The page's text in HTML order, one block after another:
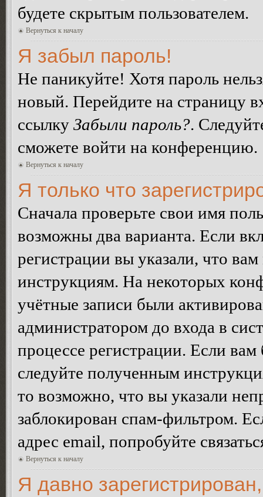
будете скрытым пользователем.
Вернуться к началу
Я забыл пароль!
Не паникуйте! Хотя пароль
новый. Перейдите на страницу
ссылку Забыли пароль?.
сможете войти на конференцию.
Вернуться к началу
Я только что
Сначала проверьте свои имя
возможны два варианта. Если
регистрации вы указали, что
инструкциям. На некоторых
учётные записи были
администратором до входа в
процессе регистрации. Если
следуйте полученным
то возможно, что вы указали
заблокирован спам-фильтром.
адрес email, попробуйте
Вернуться к началу
Я давно